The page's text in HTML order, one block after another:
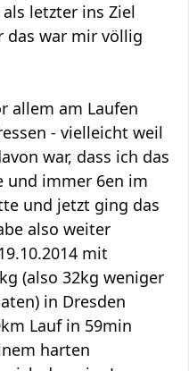
letzter ins Ziel
das war mir völlig
allem am Laufen
- vielleicht weil
war, dass ich das
und immer 6en im
und jetzt ging das
also weiter
mit
(also 32kg weniger
in Dresden
Lauf in 59min
harten